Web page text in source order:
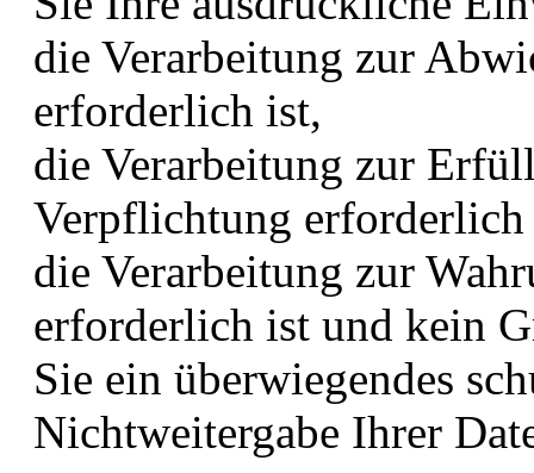
die Verarbeitung zur
erforderlich ist,
die Verarbeitung zur
Verpflichtung
die Verarbeitung zur
erforderlich ist und kein
Sie ein überwiegendes
Nichtweitergabe Ihrer